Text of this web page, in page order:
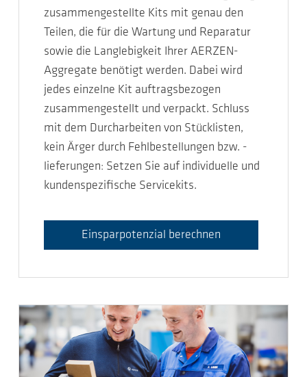
zusammengestellte Kits mit genau den
Teilen, die für die Wartung und Reparatur
sowie die Langlebigkeit Ihrer AERZEN-
Aggregate benötigt werden. Dabei wird
jedes einzelne Kit auftragsbezogen
zusammengestellt und verpackt. Schluss
mit dem Durcharbeiten von Stücklisten,
kein Ärger durch Fehlbestellungen bzw. -
lieferungen: Setzen Sie auf individuelle und
kundenspezifische Servicekits.
Einsparpotenzial berechnen